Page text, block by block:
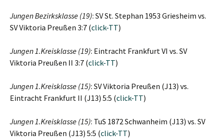
Jungen Bezirksklasse (19): SV St. Stephan 1953 Griesheim vs.
SV Viktoria Preußen 3:7 (click-TT)
Jungen 1.Kreisklasse (19): Eintracht Frankfurt VI vs. SV
Viktoria Preußen II 3:7 (click-TT)
Jungen 1.Kreisklasse (15): SV Viktoria Preußen (J13) vs.
Eintracht Frankfurt II (J13) 5:5 (click-TT)
Jungen 1.Kreisklasse (15): TuS 1872 Schwanheim (J13) vs. SV
Viktoria Preußen (J13) 5:5 (click-TT)